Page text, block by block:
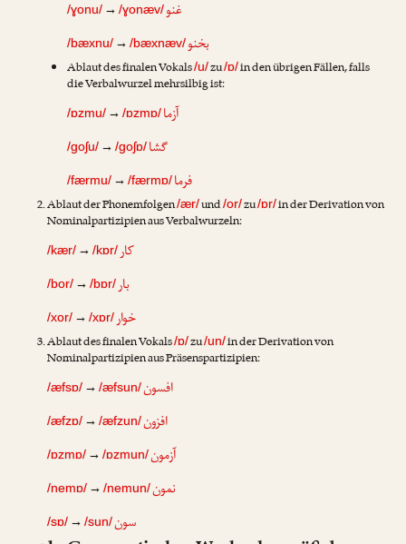
/ɣonu/→ /ɣonæv/غنو
/bæxnu/→ /bæxnæv/بخنو
Ablaut des finalen Vokals/u/zu/ɒ/in den übrigen Fällen, falls
die Verbalwurzel mehrsilbig ist:
/ɒzmu/→ /ɒzmɒ/آزما
/goʃu/→ /goʃɒ/گشا
/færmu/→ /færmɒ/فرما
Ablaut der Phonemfolgen/ær/und/or/zu/ɒr/in der Derivation von
Nominalpartizipien aus Verbalwurzeln:
/kær/ →/kɒr/کار
/bor/ →/bɒr/بار
/xor/ →/xɒr/خوار
Ablaut des finalen Vokals/ɒ/zu/un/in der Derivation von
Nominalpartizipien aus Präsenspartizipien:
/æfsɒ/ →/æfsun/افسون
/æfzɒ/ →/æfzun/افزون
/ɒzmɒ/ →/ɒzmun/آزمون
/nemɒ/ →/nemun/نمون
/sɒ/ →/sun/سون